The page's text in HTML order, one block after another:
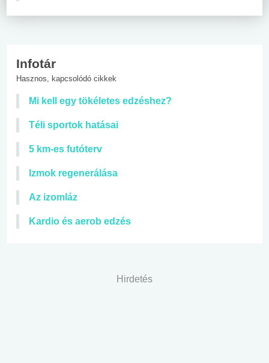
Infotár
Hasznos, kapcsolódó cikkek
Mi kell egy tökéletes edzéshez?
Téli sportok hatásai
5 km-es futóterv
Izmok regenerálása
Az izomláz
Kardio és aerob edzés
Hirdetés